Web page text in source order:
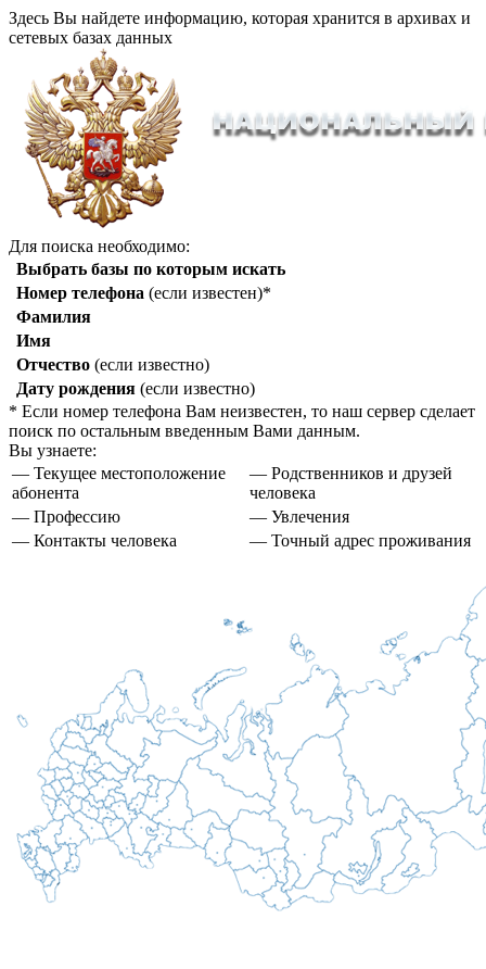
Здесь Вы найдете информацию, которая хранится в архивах и
сетевых базах данных
Для поиска необходимо:
Выбрать базы по которым искать
Номер телефона (если известен)*
Фамилия
Имя
Отчество (если известно)
Дату рождения (если известно)
* Если номер телефона Вам неизвестен, то наш сервер сделает
поиск по остальным введенным Вами данным.
Вы узнаете:
— Текущее местоположение
абонента
— Родственников и друзей
человека
— Профессию
— Увлечения
— Контакты человека
— Точный адрес проживания